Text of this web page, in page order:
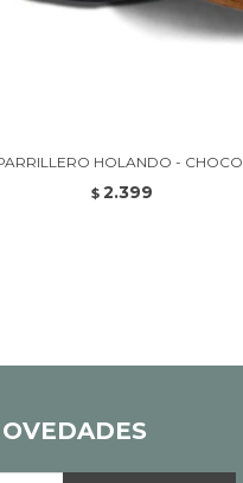
HOLANDO -
$ 2.399